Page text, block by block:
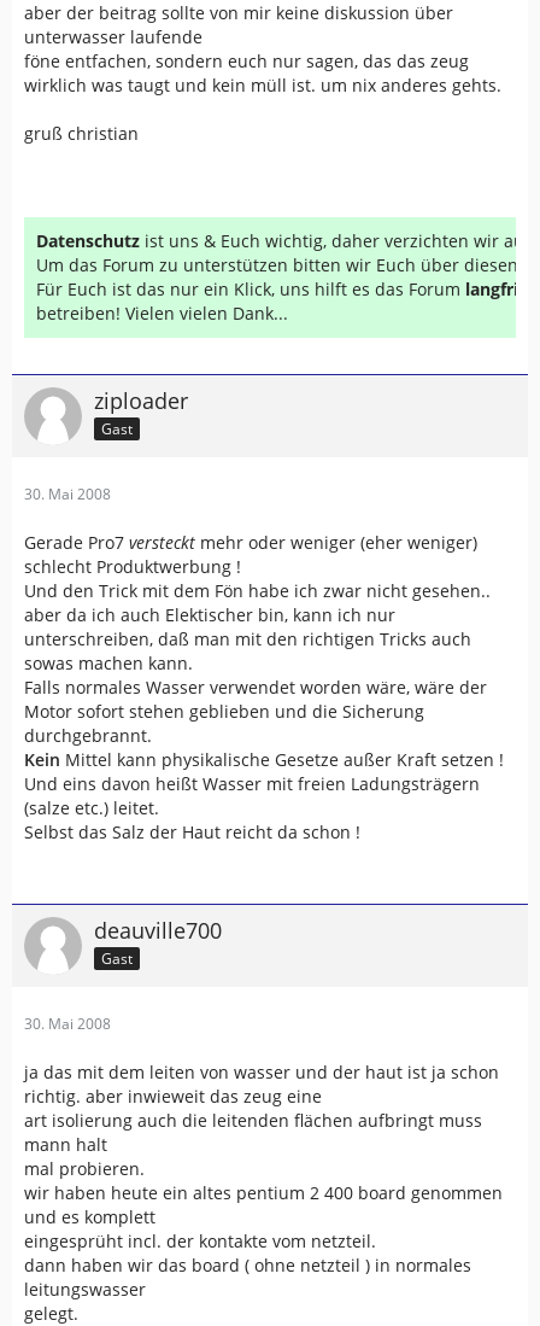
aber der beitrag sollte von mir keine diskussion über
unterwasser laufende
föne entfachen, sondern euch nur sagen, das das zeug
wirklich was taugt und kein müll ist. um nix anderes gehts.
gruß christian
Datenschutz ist uns & Euch wichtig, daher verzichten wir auf
Um das Forum zu unterstützen bitten wir Euch über diesen
Für Euch ist das nur ein Klick, uns hilft es das Forum
betreiben! Vielen vielen Dank...
ziploader
Gast
30. Mai 2008
Gerade Pro7 versteckt mehr oder weniger (eher weniger)
schlecht Produktwerbung !
Und den Trick mit dem Fön habe ich zwar nicht gesehen..
aber da ich auch Elektischer bin, kann ich nur
unterschreiben, daß man mit den richtigen Tricks auch
sowas machen kann.
Falls normales Wasser verwendet worden wäre, wäre der
Motor sofort stehen geblieben und die Sicherung
durchgebrannt.
Kein Mittel kann physikalische Gesetze außer Kraft setzen !
Und eins davon heißt Wasser mit freien Ladungsträgern
(salze etc.) leitet.
Selbst das Salz der Haut reicht da schon !
deauville700
Gast
30. Mai 2008
ja das mit dem leiten von wasser und der haut ist ja schon
richtig. aber inwieweit das zeug eine
art isolierung auch die leitenden flächen aufbringt muss
mann halt
mal probieren.
wir haben heute ein altes pentium 2 400 board genommen
und es komplett
eingesprüht incl. der kontakte vom netzteil.
dann haben wir das board ( ohne netzteil ) in normales
leitungswasser
gelegt.